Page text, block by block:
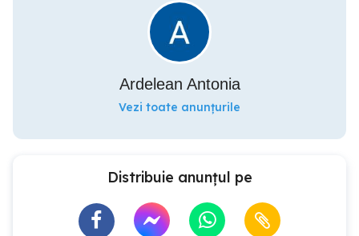
Ardelean Antonia
Vezi toate anunțurile
Distribuie anunțul pe